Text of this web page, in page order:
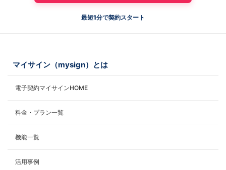
最短1分で契約スタート
マイサイン（mysign）とは
電子契約マイサインHOME
料金・プラン一覧
機能一覧
活用事例